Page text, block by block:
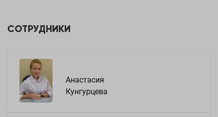
СОТРУДНИКИ
Анастасия
Кунгурцева